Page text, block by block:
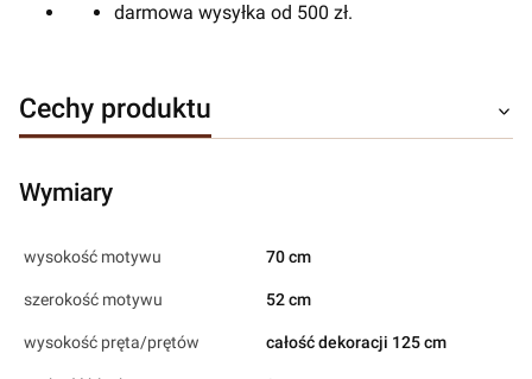
darmowa wysyłka od 500 zł.
Cechy produktu
Wymiary
wysokość motywu 70 cm
szerokość motywu 52 cm
wysokość pręta/prętów całość dekoracji 125 cm